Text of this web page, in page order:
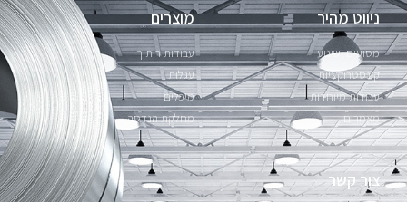
ניווט מהיר
מסועים ושינוע
קונסטרוקציות
עבודות מיוחדות
מאמרים
מוצרים
עבודות ריתוך
עגלות
מיכלים
מחלקת הנדסה
צור קשר